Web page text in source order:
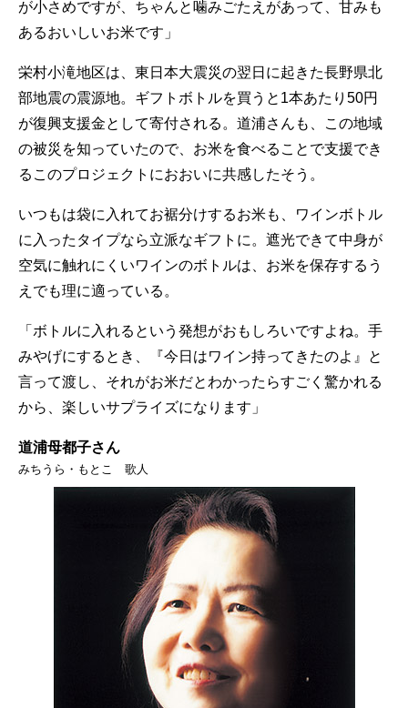
が小さめですが、ちゃんと噛みごたえがあって、甘みも
あるおいしいお米です」
栄村小滝地区は、東日本大震災の翌日に起きた長野県北
部地震の震源地。ギフトボトルを買うと1本あたり50円
が復興支援金として寄付される。道浦さんも、この地域
の被災を知っていたので、お米を食べることで支援でき
るこのプロジェクトにおおいに共感したそう。
いつもは袋に入れてお裾分けするお米も、ワインボトル
に入ったタイプなら立派なギフトに。遮光できて中身が
空気に触れにくいワインのボトルは、お米を保存するう
えでも理に適っている。
「ボトルに入れるという発想がおもしろいですよね。手
みやげにするとき、『今日はワイン持ってきたのよ』と
言って渡し、それがお米だとわかったらすごく驚かれる
から、楽しいサプライズになります」
道浦母都子さん
みちうら・もとこ 歌人